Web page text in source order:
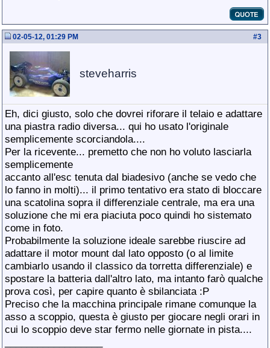
#3
02-05-12, 01:29 PM
steveharris
Eh, dici giusto, solo che dovrei riforare il telaio e adattare
una piastra radio diversa... qui ho usato l'originale
semplicemente scorciandola....
Per la ricevente... premetto che non ho voluto lasciarla
semplicemente
accanto all'esc tenuta dal biadesivo (anche se vedo che
lo fanno in molti)... il primo tentativo era stato di bloccare
una scatolina sopra il differenziale centrale, ma era una
soluzione che mi era piaciuta poco quindi ho sistemato
come in foto.
Probabilmente la soluzione ideale sarebbe riuscire ad
adattare il motor mount dal lato opposto (o al limite
cambiarlo usando il classico da torretta differenziale) e
spostare la batteria dall'altro lato, ma intanto farò qualche
prova così, per capire quanto è sbilanciata :P
Preciso che la macchina principale rimane comunque la
asso a scoppio, questa è giusto per giocare negli orari in
cui lo scoppio deve star fermo nelle giornate in pista....